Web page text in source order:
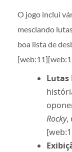
O jogo inclui
mesclando
boa lista de
Lutas
Rocky,